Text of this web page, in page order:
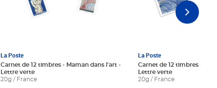
La Poste
Carnet de 12 timbres - Maman dans l'art -
Lettre verte
20g / France
La Poste
Carnet de 12 timbres - Le
Lettre verte
20g / France